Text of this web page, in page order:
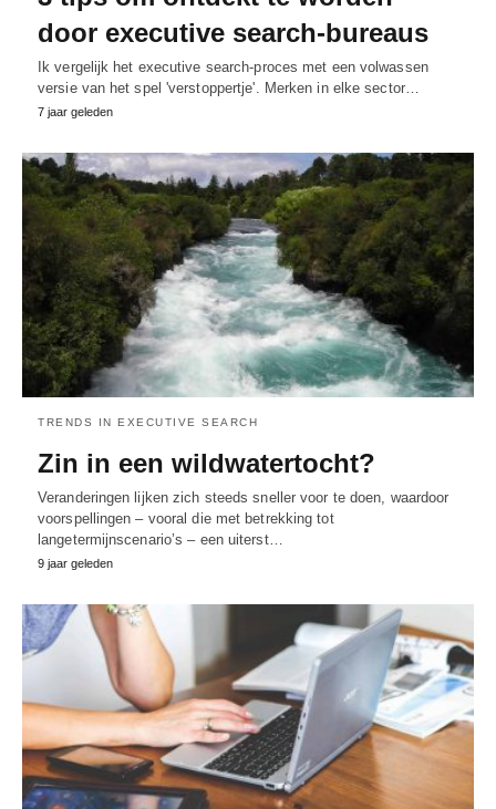
door executive search-bureaus
Ik vergelijk het executive search-proces met een volwassen
versie van het spel 'verstoppertje'. Merken in elke sector…
7 jaar geleden
TRENDS IN EXECUTIVE SEARCH
Zin in een wildwatertocht?
Veranderingen lijken zich steeds sneller voor te doen, waardoor
voorspellingen – vooral die met betrekking tot
langetermijnscenario’s – een uiterst…
9 jaar geleden